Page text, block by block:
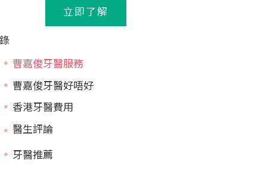
立即了解
曹嘉俊牙醫服務
曹嘉俊牙醫好唔好
香港牙醫費用
牙醫推薦